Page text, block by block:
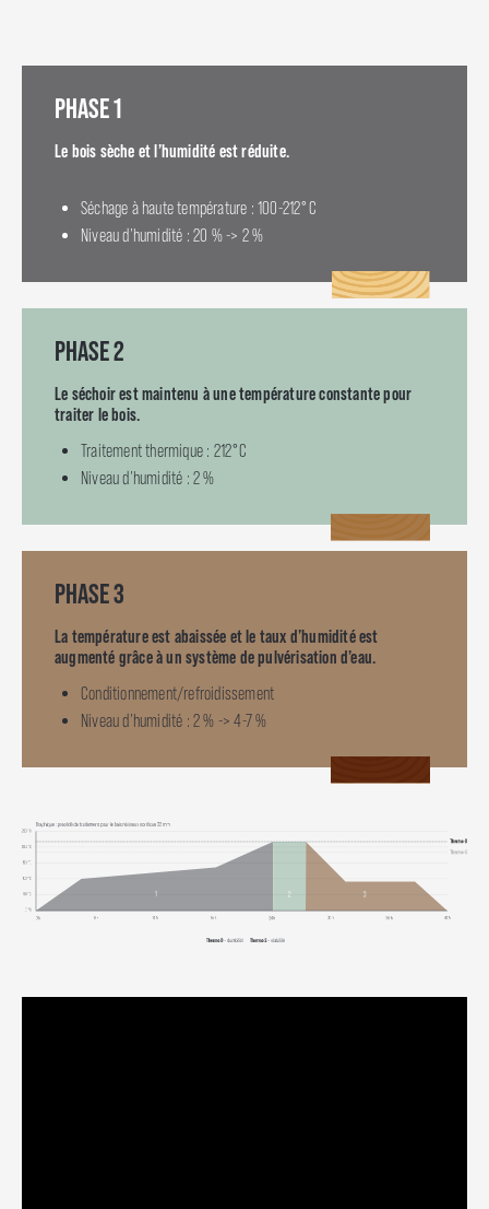
PHASE 1
Le bois sèche et l’humidité est réduite.
Séchage à haute température : 100-212°C
Niveau d’humidité : 20 % -> 2 %
PHASE 2
Le séchoir est maintenu à une température constante pour
traiter le bois.
Traitement thermique : 212°C
Niveau d’humidité : 2 %
PHASE 3
La température est abaissée et le taux d’humidité est
augmenté grâce à un système de pulvérisation d’eau.
Conditionnement/refroidissement
Niveau d’humidité : 2 % -> 4-7 %